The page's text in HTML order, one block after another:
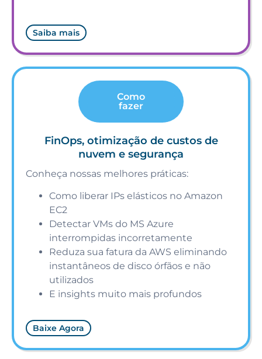
Saiba mais
Como
fazer
FinOps, otimização de custos de
nuvem e segurança
Conheça nossas melhores práticas:
Como liberar IPs elásticos no Amazon
EC2
Detectar VMs do MS Azure
interrompidas incorretamente
Reduza sua fatura da AWS eliminando
instantâneos de disco órfãos e não
utilizados
E insights muito mais profundos
Baixe Agora